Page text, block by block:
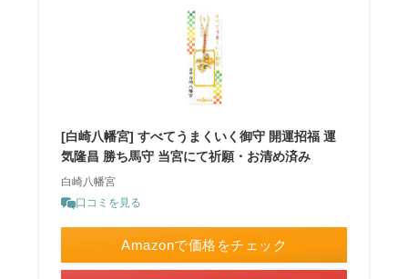
[白崎八幡宮] すべてうまくいく御守 開運招福 運
気隆昌 勝ち馬守 当宮にて祈願・お清め済み
白崎八幡宮
口コミを見る
Amazonで価格をチェック